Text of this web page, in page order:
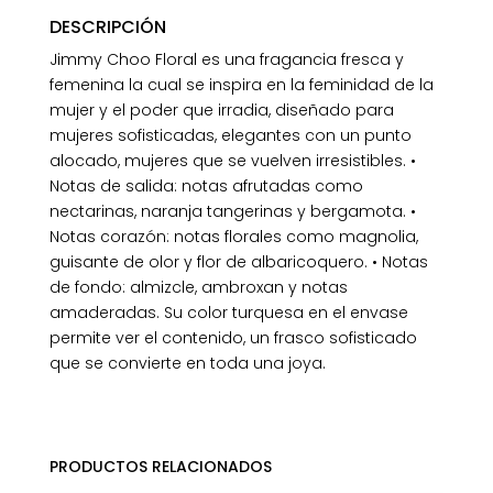
DESCRIPCIÓN
Jimmy Choo Floral es una fragancia fresca y
femenina la cual se inspira en la feminidad de la
mujer y el poder que irradia, diseñado para
mujeres sofisticadas, elegantes con un punto
alocado, mujeres que se vuelven irresistibles. •
Notas de salida: notas afrutadas como
nectarinas, naranja tangerinas y bergamota. •
Notas corazón: notas florales como magnolia,
guisante de olor y flor de albaricoquero. • Notas
de fondo: almizcle, ambroxan y notas
amaderadas. Su color turquesa en el envase
permite ver el contenido, un frasco sofisticado
que se convierte en toda una joya.
PRODUCTOS RELACIONADOS